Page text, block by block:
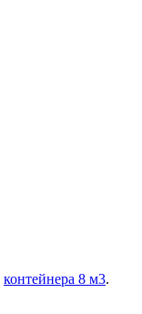
контейнера 8 м3.